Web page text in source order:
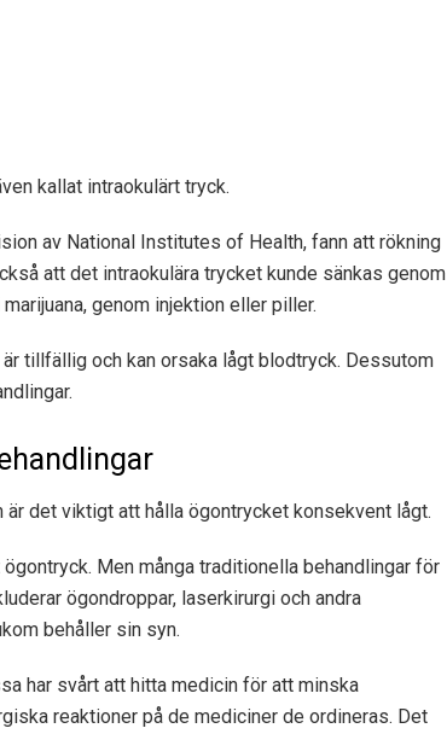
kallat intraokulärt tryck.
av National Institutes of Health, fann att rökning
att det intraokulära trycket kunde sänkas genom
genom injektion eller piller.
tillfällig och kan orsaka lågt blodtryck. Dessutom
är det viktigt att hålla ögontrycket konsekvent lågt.
Men många traditionella behandlingar för
ögondroppar, laserkirurgi och andra
behåller sin syn.
har svårt att hitta medicin för att minska
reaktioner på de mediciner de ordineras. Det